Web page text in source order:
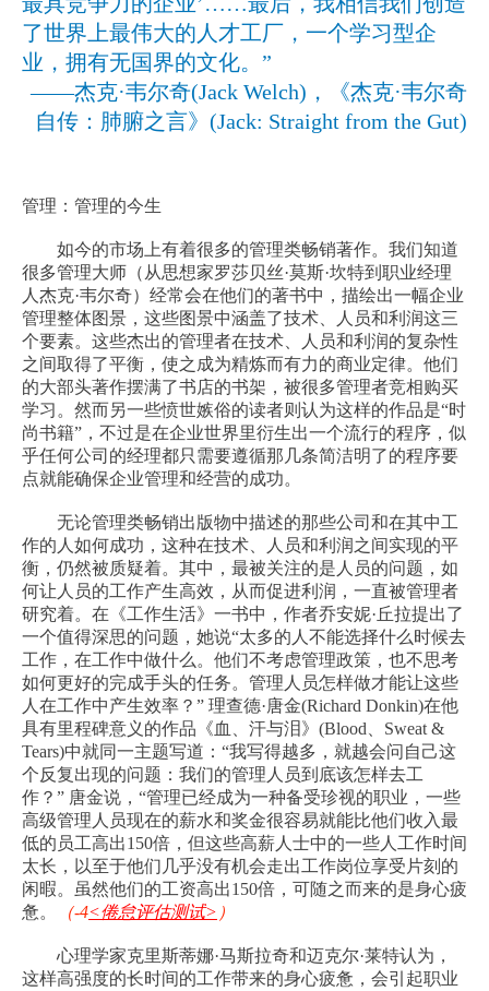
了世界上最伟大的人才工厂，一个学习型企
业，拥有无国界的文化。 ”
——杰克·韦尔奇(Jack Welch) ，《杰克·韦尔奇
自传：肺腑之言》 (Jack: Straight from the Gut)
管理：管理的今生
如今的市场上有着很多的管理类畅销著作。我们知道
很多管理大师（从思想家罗莎贝丝·莫斯·坎特到职业经理
人杰克·韦尔奇）经常会在他们的著书中，描绘出一幅企业
管理整体图景，这些图景中涵盖了技术、人员和利润这三
个要素。这些杰出的管理者在技术、人员和利润的复杂性
之间取得了平衡，使之成为精炼而有力的商业定律。他们
的大部头著作摆满了书店的书架，被很多管理者竞相购买
学习。然而另一些愤世嫉俗的读者则认为这样的作品是“时
尚书籍” ，不过是在企业世界里衍生出一个流行的程序，似
乎任何公司的经理都只需要遵循那几条简洁明了的程序要
点就能确保企业管理和经营的成功。
无论管理类畅销出版物中描述的那些公司和在其中工
作的人如何成功，这种在技术、人员和利润之间实现的平
衡，仍然被质疑着。其中，最被关注的是人员的问题，如
何让人员的工作产生高效，从而促进利润，一直被管理者
研究着。在《工作生活》一书中，作者乔安妮· 丘拉提出了
一个值得深思的问题，她说“太多的人不能选择什么时候去
工作，在工作中做什么。他们不考虑管理政策，也不思考
如何更好的完成手头的任务。管理人员怎样做才能让这些
人在工作中产生效率？ ” 理查德·唐金(Richard Donkin)在他
具有里程碑意义的作品《血、汗与泪》 (Blood
Sweat &
Tears)中就同一主题写道： “我写得越多，就越会问自己这
个反复出现的问题：我们的管理人员到底该怎样去工
作？ ” 唐金说， “管理已经成为一种备受珍视的职业，一些
高级管理人员现在的薪水和奖金很容易就能比他们收入最
低的员工高出150倍，但这些高薪人士中的一些人工作时间
太长，以至于他们几乎没有机会走出工作岗位享受片刻的
闲暇。虽然他们的工资高出150倍，可随之而来的是身心疲
惫。
（-4<倦怠评估测试> ）
心理学家克里斯蒂娜·马斯拉奇和迈克尔·莱特认为，
这样高强度的长时间的工作带来的身心疲惫，会引起职业